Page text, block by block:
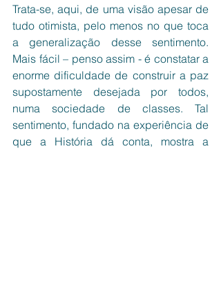
Trata-se, aqui, de uma visão apesar de
tudo otimista, pelo menos no que toca
a generalização desse sentimento.
Mais fácil – penso assim - é constatar a
enorme dificuldade de construir a paz
supostamente desejada por todos,
numa sociedade de classes. Tal
sentimento, fundado na experiência de
que a História dá conta, mostra a